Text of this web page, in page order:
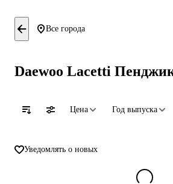
Все города
Daewoo Lacetti
Цена Год выпуска
Уведомлять о новых